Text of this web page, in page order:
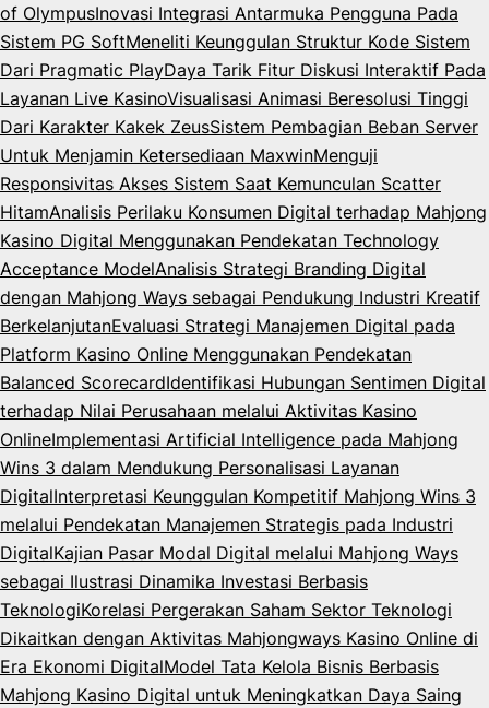
of OlympusInovasi Integrasi Antarmuka Pengguna Pada
Sistem PG SoftMeneliti Keunggulan Struktur Kode Sistem
Dari Pragmatic PlayDaya Tarik Fitur Diskusi Interaktif Pada
Layanan Live KasinoVisualisasi Animasi Beresolusi Tinggi
Dari Karakter Kakek ZeusSistem Pembagian Beban Server
Untuk Menjamin Ketersediaan MaxwinMenguji
Responsivitas Akses Sistem Saat Kemunculan Scatter
HitamAnalisis Perilaku Konsumen Digital terhadap Mahjong
Kasino Digital Menggunakan Pendekatan Technology
Acceptance ModelAnalisis Strategi Branding Digital
dengan Mahjong Ways sebagai Pendukung Industri Kreatif
BerkelanjutanEvaluasi Strategi Manajemen Digital pada
Platform Kasino Online Menggunakan Pendekatan
Balanced ScorecardIdentifikasi Hubungan Sentimen Digital
terhadap Nilai Perusahaan melalui Aktivitas Kasino
OnlineImplementasi Artificial Intelligence pada Mahjong
Wins 3 dalam Mendukung Personalisasi Layanan
DigitalInterpretasi Keunggulan Kompetitif Mahjong Wins 3
melalui Pendekatan Manajemen Strategis pada Industri
DigitalKajian Pasar Modal Digital melalui Mahjong Ways
sebagai Ilustrasi Dinamika Investasi Berbasis
TeknologiKorelasi Pergerakan Saham Sektor Teknologi
Dikaitkan dengan Aktivitas Mahjongways Kasino Online di
Era Ekonomi DigitalModel Tata Kelola Bisnis Berbasis
Mahjong Kasino Digital untuk Meningkatkan Daya Saing